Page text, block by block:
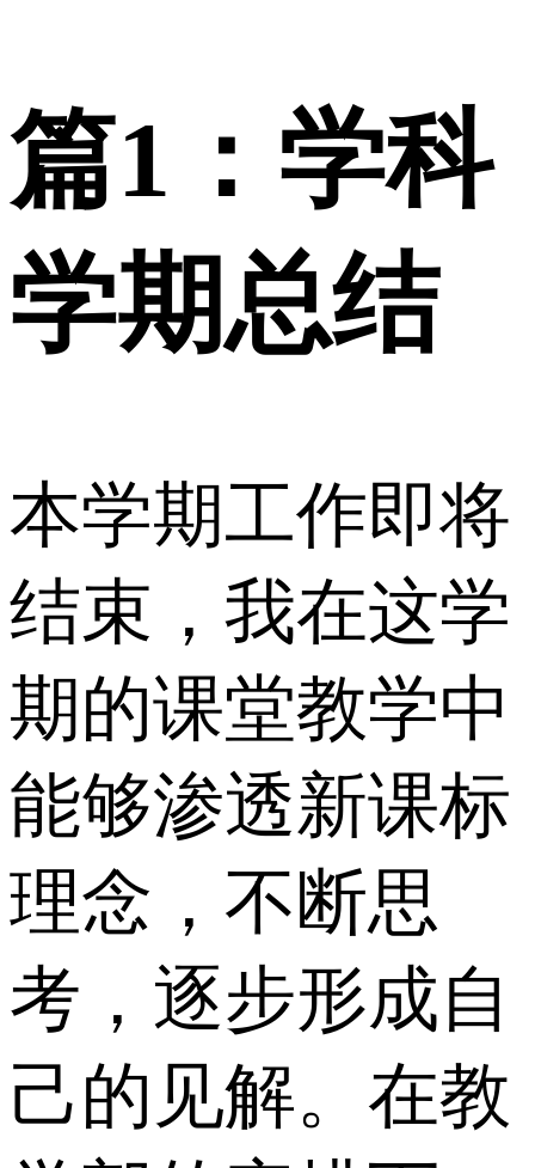
篇1：学科
学期总结
本学期工作即将
结束，我在这学
期的课堂教学中
能够渗透新课标
理念，不断思
考，逐步形成自
己的见解。在教